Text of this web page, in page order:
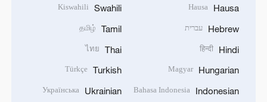
Hausa
Hausa
Hebrew עברית
Hindi
हिन्दी
Hungarian
Magyar
Indonesian
Bahasa Indonesia
Swahili
Kiswahili
Tamil
தமிழ்
Thai
ไทย
Turkish
Türkçe
Ukrainian
Українська